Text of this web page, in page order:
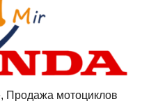
Продажа мотоциклов